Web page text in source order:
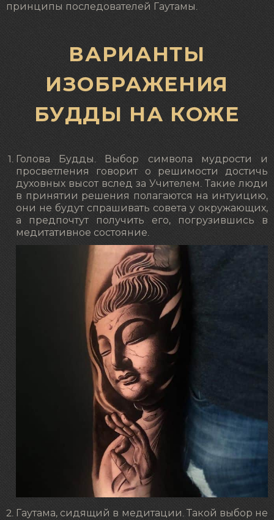
принципы последователей Гаутамы.
ВАРИАНТЫ
ИЗОБРАЖЕНИЯ
БУДДЫ НА КОЖЕ
Голова Будды. Выбор символа мудрости и
просветления говорит о решимости достичь
духовных высот вслед за Учителем. Такие люди
в принятии решения полагаются на интуицию,
они не будут спрашивать совета у окружающих,
а предпочтут получить его, погрузившись в
медитативное состояние.
Гаутама, сидящий в медитации. Такой выбор не